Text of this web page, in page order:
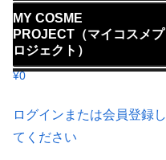
MY COSME
PROJECT（マイコスメプ
ロジェクト）
¥0
ログインまたは会員登録し
てください